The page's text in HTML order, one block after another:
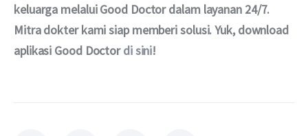
keluarga melalui Good Doctor dalam layanan 24/7.
Mitra dokter kami siap memberi solusi. Yuk, download
aplikasi Good Doctor di sini!